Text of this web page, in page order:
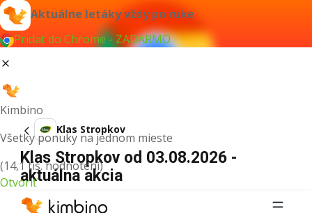
Aktuálne letáky vždy po ruke
Pridať do Chrome - ZADARMO
Kimbino
Všetky ponuky na jednom mieste
(14,1 tis. hodnotení)
Otvoriť
Klas Stropkov
Klas Stropkov od 03.08.2026 -
aktuálna akcia